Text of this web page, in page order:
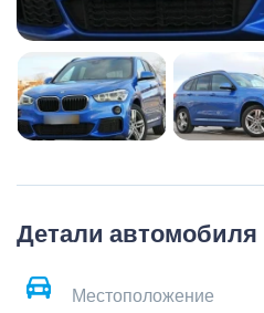
Детали автомобиля
Местоположение